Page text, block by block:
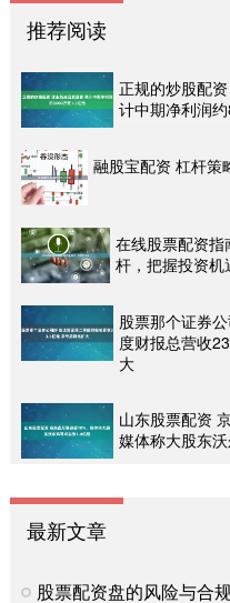
推荐阅读
正规的炒股配
计中期净利润
融股宝配资 杠杆策
在线股票配资
杆，把握投资机
股票那个证券
度财报总营收
大
山东股票配资
媒体称大股东
最新文章
股票配资盘的风险与合